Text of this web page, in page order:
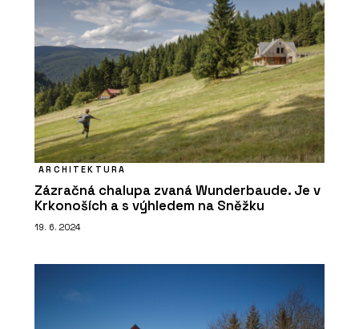
ARCHITEKTURA
Zázračná chalupa zvaná Wunderbaude. Je v
Krkonoších a s výhledem na Sněžku
19. 6. 2024